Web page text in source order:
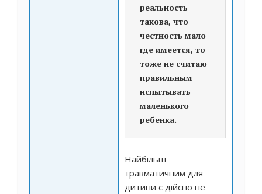
реальность
такова, что
честность мало
где имеется, то
тоже не считаю
правильным
испытывать
маленького
ребенка.
Найбільш
травматичним для
дитини є дійсно не